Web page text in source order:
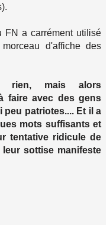
FN a carrément utilisé
d'affiche des
rien, mais alors
faire avec des gens
peu patriotes.... Et il a
mots suffisants et
tentative ridicule de
sottise manifeste